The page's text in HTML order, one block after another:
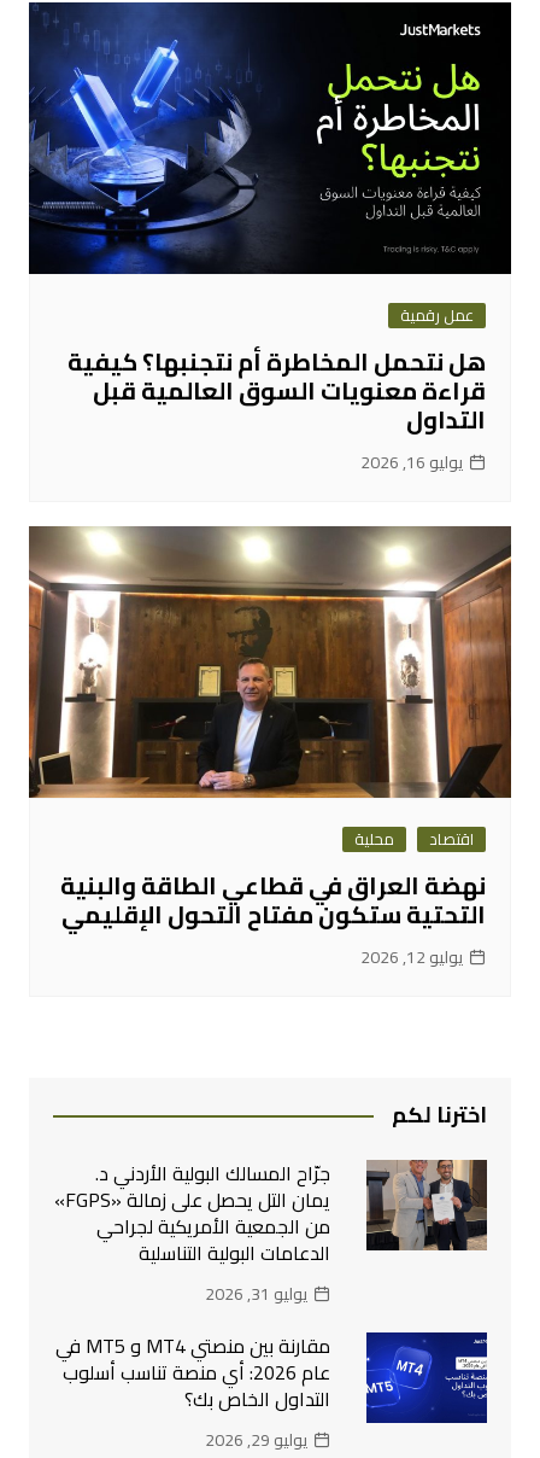
عمل رقمية
هل نتحمل المخاطرة أم نتجنبها؟ كيفية
قراءة معنويات السوق العالمية قبل
التداول
يوليو 16, 2026
اقتصاد محلية
نهضة العراق في قطاعي الطاقة والبنية
التحتية ستكون مفتاح التحول الإقليمي
يوليو 12, 2026
اخترنا لكم
جرّاح المسالك البولية الأردني د.
يمان التل يحصل على زمالة «FGPS»
من الجمعية الأمريكية لجراحي
الدعامات البولية التناسلية
يوليو 31, 2026
مقارنة بين منصتي MT4 و MT5 في
عام 2026: أي منصة تناسب أسلوب
التداول الخاص بك؟
يوليو 29, 2026